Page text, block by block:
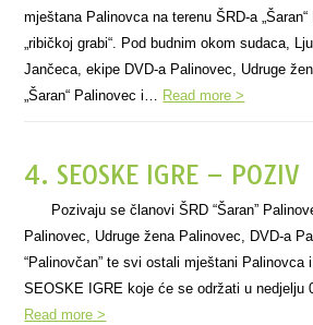
mještana Palinovca na terenu ŠRD-a
„ribičkoj grabi“. Pod budnim okom sudaca,
Jančeca, ekipe DVD-a Palinovec, Udruge
„Šaran“ Palinovec i… Read more >
4. SEOSKE IGRE – POZIV
Pozivaju se članovi ŠRD “Šaran”
Palinovec, Udruge žena Palinovec, DVD-a
“Palinovčan” te svi ostali mještani Palinovca
SEOSKE IGRE koje će se održati u nedjelju
Read more >